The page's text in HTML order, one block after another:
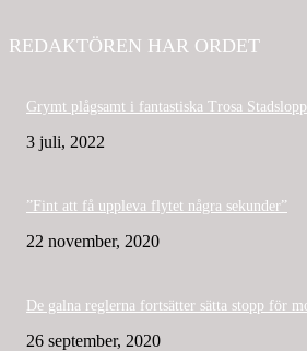
REDAKTÖREN HAR ORDET
Grymt plågsamt i fantastiska Trosa Stadslopp
3 juli, 2022
”Fint att få uppleva flytet några sekunder”
22 november, 2020
De galna reglerna fortsätter sätta stopp för
26 september, 2020